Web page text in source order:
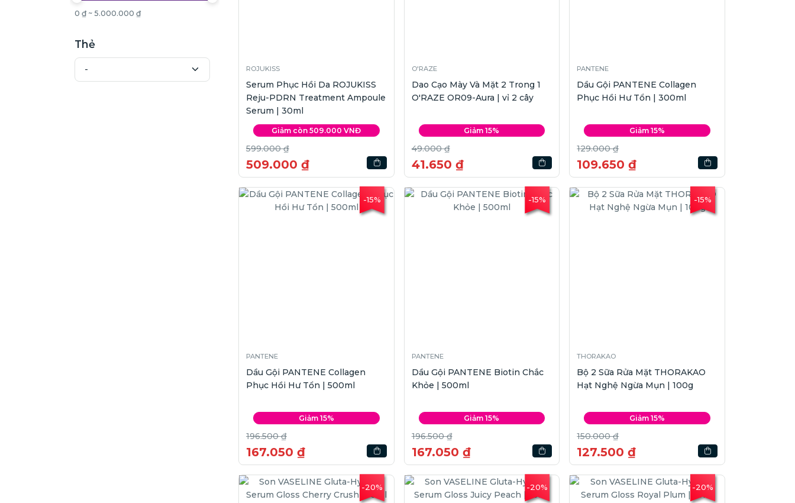
0 ₫ ~ 5.000.000 ₫
Thẻ
ROJUKISS
Serum Phục Hồi Da ROJUKISS
Reju-PDRN Treatment Ampoule
Serum | 30ml
Giảm còn 509.000 VNĐ
599.000 ₫
509.000 ₫
O'RAZE
Dao Cạo Mày Và Mặt 2 Trong 1
O'RAZE OR09-Aura | vỉ 2 cây
Giảm 15%
49.000 ₫
41.650 ₫
PANTENE
Dầu Gội PANTENE Collagen
Phục Hồi Hư Tổn | 300ml
Giảm 15%
129.000 ₫
109.650 ₫
-15%
PANTENE
Dầu Gội PANTENE Collagen
Phục Hồi Hư Tổn | 500ml
Giảm 15%
196.500 ₫
167.050 ₫
-15%
PANTENE
Dầu Gội PANTENE Biotin Chắc
Khỏe | 500ml
Giảm 15%
196.500 ₫
167.050 ₫
-15%
THORAKAO
Bộ 2 Sữa Rửa Mặt THORAKAO
Hạt Nghệ Ngừa Mụn | 100g
Giảm 15%
150.000 ₫
127.500 ₫
-20% -20% -20%